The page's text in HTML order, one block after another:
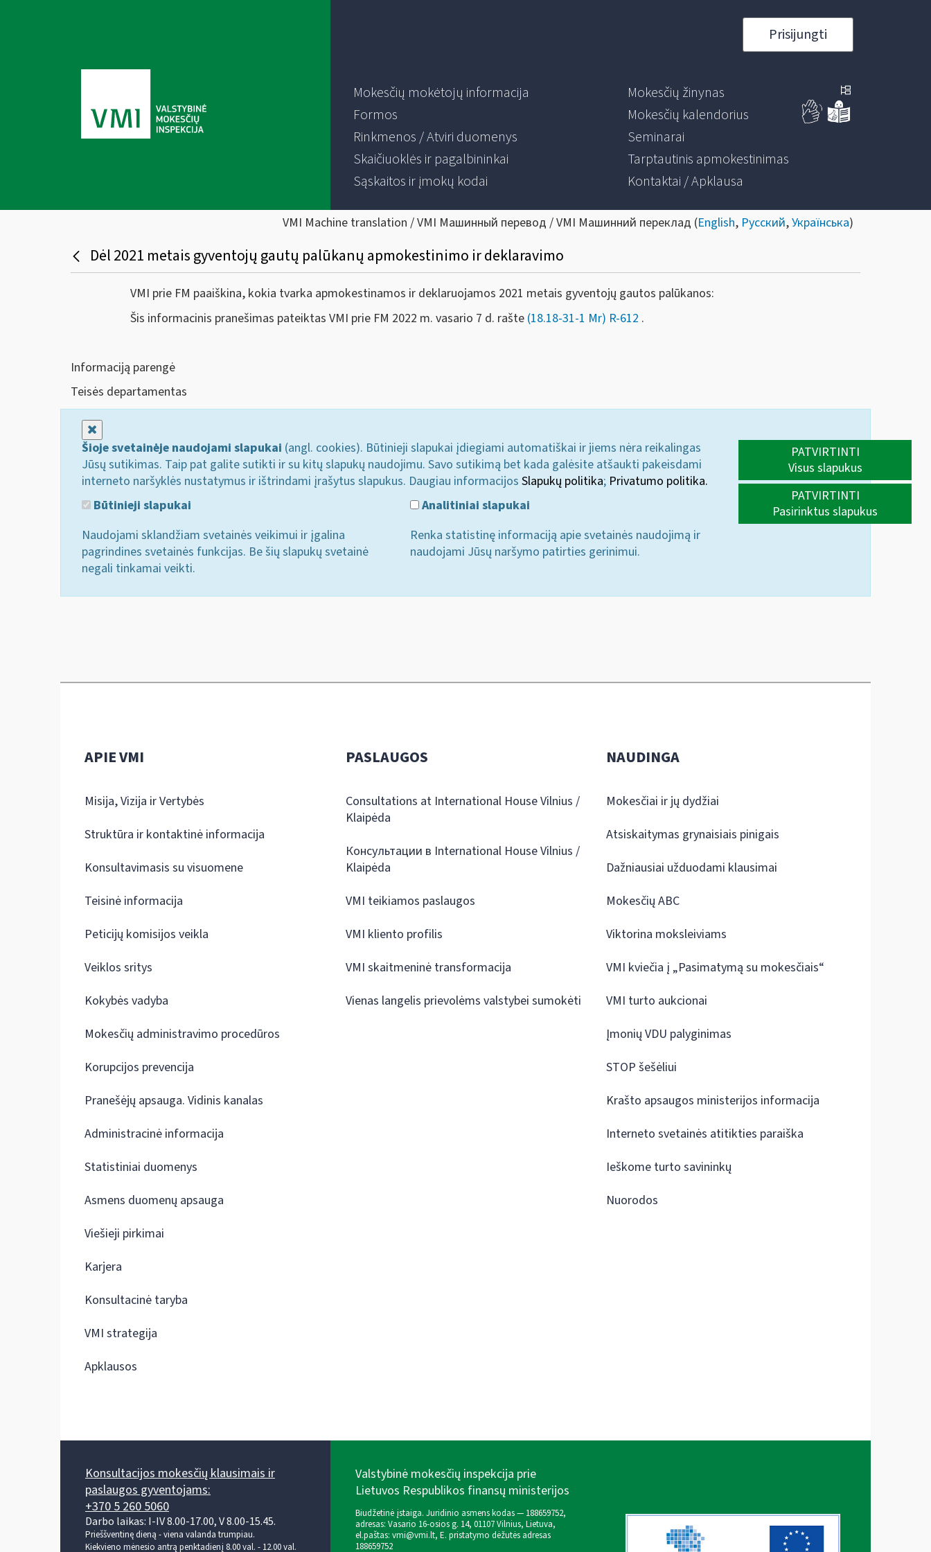
Prisijungti
Mokesčių mokėtojų informacija
Formos
Rinkmenos / Atviri duomenys
Skaičiuoklės ir pagalbininkai
Sąskaitos ir įmokų kodai
Mokesčių žinynas
Mokesčių kalendorius
Seminarai
Tarptautinis apmokestinimas
Kontaktai / Apklausa
VMI Machine translation / VMI Машинный перевод / VMI Машинний переклад (English, Русский,Українська)
Dėl 2021 metais gyventojų gautų palūkanų apmokestinimo ir deklaravimo
VMI prie FM paaiškina, kokia tvarka apmokestinamos ir deklaruojamos 2021 metais gyventojų gautos palūkanos:
Šis informacinis pranešimas pateiktas VMI prie FM 2022 m. vasario 7 d. rašte (18.18-31-1 Mr) R-612 .
Informaciją parengė
Teisės departamentas
Šioje svetainėje naudojami slapukai (angl. cookies). Būtinieji slapukai įdiegiami automatiškai ir jiems nėra reikalingas
Jūsų sutikimas. Taip pat galite sutikti ir su kitų slapukų naudojimu. Savo sutikimą bet kada galėsite atšaukti pakeisdami
interneto naršyklės nustatymus ir ištrindami įrašytus slapukus. Daugiau informacijos Slapukų politika; Privatumo politika.
Būtinieji slapukai
Naudojami sklandžiam svetainės veikimui ir įgalina
pagrindines svetainės funkcijas. Be šių slapukų svetainė
negali tinkamai veikti.
Analitiniai slapukai
Renka statistinę informaciją apie svetainės naudojimą ir
naudojami Jūsų naršymo patirties gerinimui.
PATVIRTINTI
Visus slapukus
PATVIRTINTI
Pasirinktus slapukus
APIE VMI
Misija, Vizija ir Vertybės
Struktūra ir kontaktinė informacija
Konsultavimasis su visuomene
Teisinė informacija
Peticijų komisijos veikla
Veiklos sritys
Kokybės vadyba
Mokesčių administravimo procedūros
Korupcijos prevencija
Pranešėjų apsauga. Vidinis kanalas
Administracinė informacija
Statistiniai duomenys
Asmens duomenų apsauga
Viešieji pirkimai
Karjera
Konsultacinė taryba
VMI strategija
Apklausos
PASLAUGOS
Consultations at International House Vilnius /
Klaipėda
Консультации в International House Vilnius /
Klaipėda
VMI teikiamos paslaugos
VMI kliento profilis
VMI skaitmeninė transformacija
Vienas langelis prievolėms valstybei sumokėti
NAUDINGA
Mokesčiai ir jų dydžiai
Atsiskaitymas grynaisiais pinigais
Dažniausiai užduodami klausimai
Mokesčių ABC
Viktorina moksleiviams
VMI kviečia į „Pasimatymą su mokesčiais“
VMI turto aukcionai
Įmonių VDU palyginimas
STOP šešėliui
Krašto apsaugos ministerijos informacija
Interneto svetainės atitikties paraiška
Ieškome turto savininkų
Nuorodos
Konsultacijos mokesčių klausimais ir
paslaugos gyventojams:
+370 5 260 5060
Darbo laikas: I-IV 8.00-17.00, V 8.00-15.45.
Prieššventinę dieną - viena valanda trumpiau.
Kiekvieno mėnesio antrą penktadienį 8.00 val. - 12.00 val.
Valstybinė mokesčių inspekcija prie
Lietuvos Respublikos finansų ministerijos
Biudžetinė įstaiga. Juridinio asmens kodas — 188659752,
adresas: Vasario 16-osios g. 14, 01107 Vilnius, Lietuva,
el.paštas: vmi@vmi.lt, E. pristatymo dėžutės adresas
188659752